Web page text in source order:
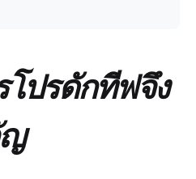
ปรดักทีฟจึง